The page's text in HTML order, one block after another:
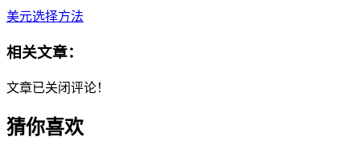
美元选择方法
相关文章：
文章已关闭评论！
猜你喜欢